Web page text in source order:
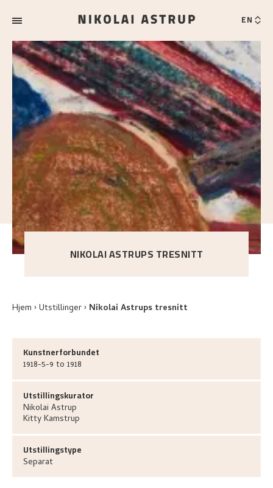
EN
NIKOLAI ASTRUPS TRESNITT
Hjem Utstillinger Nikolai Astrups tresnitt
Kunstnerforbundet
1918-5-9 to 1918
Utstillingskurator
Nikolai Astrup
KittyKamstrup
Utstillingstype
Separat